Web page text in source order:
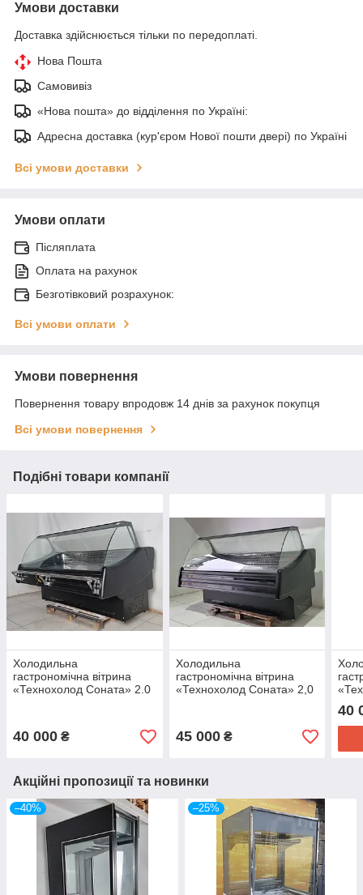
Умови доставки
Доставка здійснюється тільки по передоплаті.
Нова Пошта
Самовивіз
«Нова пошта» до відділення по Україні:
Адресна доставка (кур'єром Нової пошти двері) по Україні
Всі умови доставки
Умови оплати
Післяплата
Оплата на рахунок
Безготівковий розрахунок:
Всі умови оплати
Умови повернення
Повернення товару впродовж 14 днів за рахунок покупця
Всі умови повернення
Подібні товари компанії
Холодильна
гастрономічна вітрина
«Технохолод Соната» 2.0
40 000 ₴
Холодильна
гастрономічна вітрина
«Технохолод Соната» 2,0
45 000₴
40
Акційні пропозиції та новинки
–40% –25%